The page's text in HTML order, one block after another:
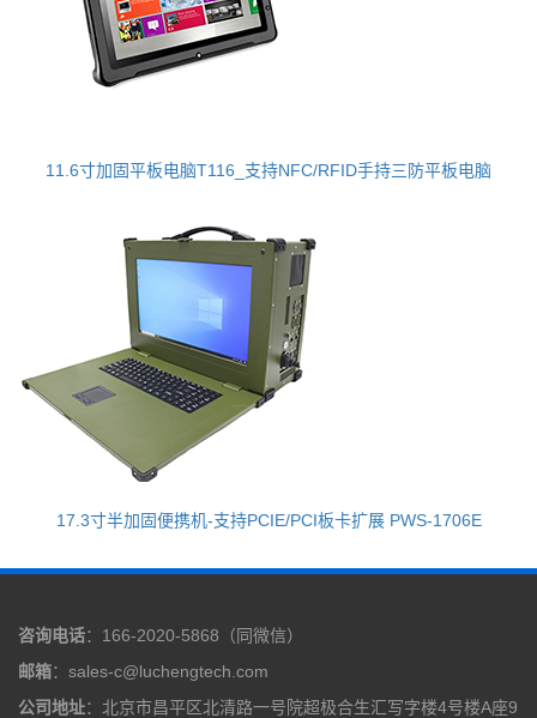
11.6寸加固平板电脑T116_支持NFC/RFID手持三防平板电脑
17.3寸半加固便携机-支持PCIE/PCI板卡扩展 PWS-1706E
咨询电话：166-2020-5868（同微信）
邮箱：sales-c@luchengtech.com
公司地址：北京市昌平区北清路一号院超极合生汇写字楼4号楼A座9